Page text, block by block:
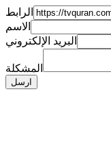
الرابط
الاسم
البريد الإلكتروني
المشكلة
ارسل